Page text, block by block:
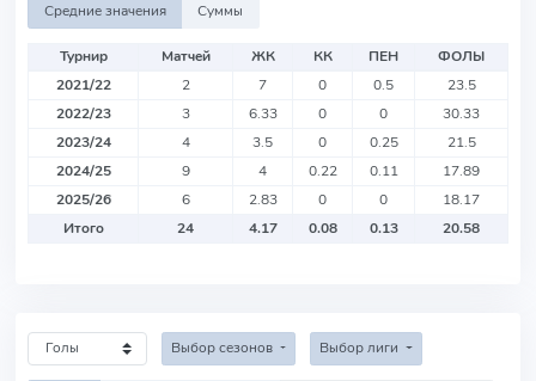
Средние значения Суммы
Турнир Матчей ЖК КК ПЕН
ФОЛЫ
2021/22
2 7 0 0.5
23.5
2022/23
3 6.33 0 0
30.33
2023/24
4 3.5 0 0.25
21.5
2024/25
9 4 0.22 0.11
17.89
2025/26
6 2.83 0 0
18.17
Итого
24 4.17 0.08 0.13 20.58
Выбор сезонов Выбор лиги